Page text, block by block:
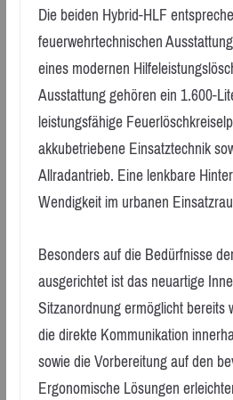
Die beiden Hybrid-HLF
feuerwehrtechnischen
eines modernen
Ausstattung gehören ein 1.600-
leistungsfähige
akkubetriebene Einsatztechnik
Allradantrieb. Eine lenkbare
Wendigkeit im urbanen
Besonders auf die Bedürfnisse
ausgerichtet ist das neuartige
Sitzanordnung ermöglicht bereits
die direkte Kommunikation
sowie die Vorbereitung auf den
Ergonomische Lösungen